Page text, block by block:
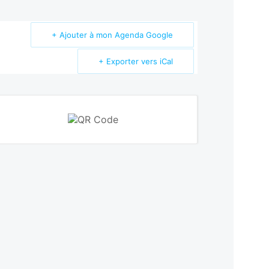
+ Ajouter à mon Agenda Google
+ Exporter vers iCal